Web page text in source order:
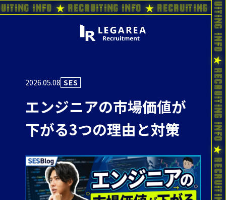
2026.05.08 SES
エンジニアの市場価値が
下がる3つの理由と対策
Info ★ Recruiting Info ★ Recruiting